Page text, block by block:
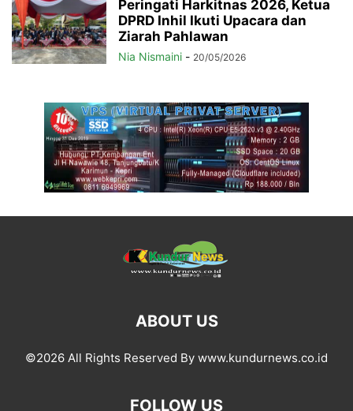
Peringati Harkitnas 2026, Ketua
DPRD Inhil Ikuti Upacara dan
Ziarah Pahlawan
Nia Nismaini - 20/05/2026
ABOUT US
©2026 All Rights Reserved By www.kundurnews.co.id
FOLLOW US